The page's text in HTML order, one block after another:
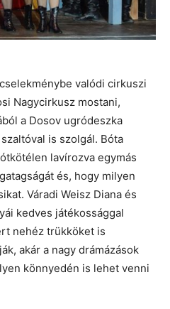
valódi cirkuszi
Nagycirkusz mostani,
a Dosov ugródeszka
is szolgál. Bóta
lavírozva egymás
és, hogy milyen
Váradi Weisz Diana és
kedves játékossággal
nehéz trükköket is
akár a nagy drámázások
könnyedén is lehet venni